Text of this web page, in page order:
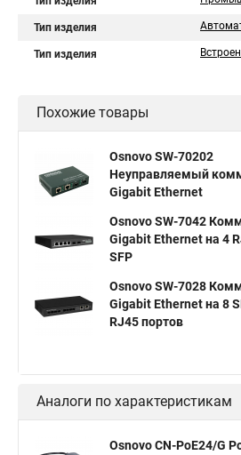
Тип изделия
Тип изделия
Похожие товары
Osnovo SW-70202
Неуправляемый
Gigabit Ethernet
Osnovo SW-7042
Gigabit Ethernet на 4
SFP
Osnovo SW-7028
Gigabit Ethernet на 8
RJ45 портов
Аналоги по характеристикам
Osnovo CN-PoE24/G